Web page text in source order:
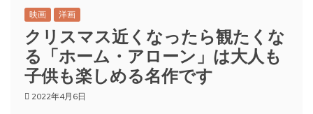
映画 洋画
クリスマス近くなったら観たくな
る「ホーム・アローン」は大人も
子供も楽しめる名作です
2022年4月6日